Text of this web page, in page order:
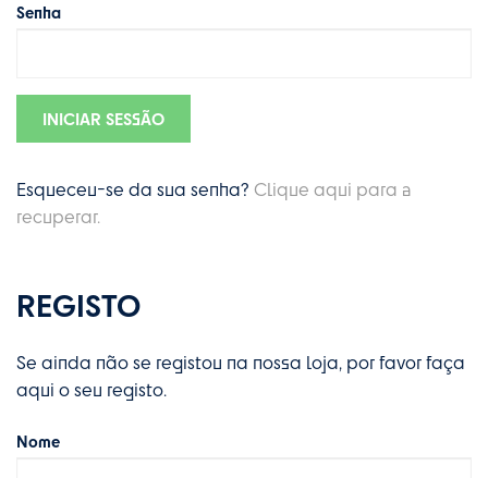
Senha
INICIAR SESSÃO
Esqueceu-se da sua senha? Clique aqui para a
recuperar.
REGISTO
Se ainda não se registou na nossa loja, por favor faça
aqui o seu registo.
Nome